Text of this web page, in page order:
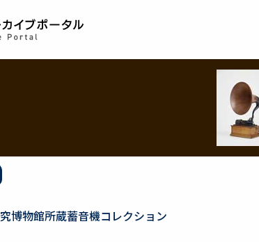
博物館所蔵蓄音機コレクション